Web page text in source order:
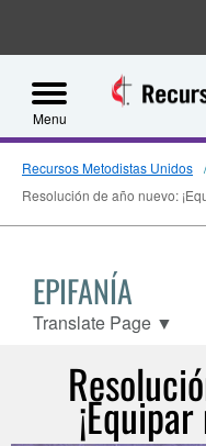
Menu
Recursos Metodistas Unidos
Resolución de año nuevo:
EPIFANÍA
Translate Page ▼